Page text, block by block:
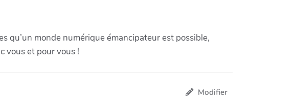
qu’un monde numérique émancipateur est possible,
vous et pour vous !
Modifier